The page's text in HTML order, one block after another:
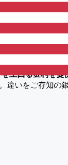
上回る金利を提
違いをご存知の